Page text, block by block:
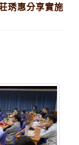
琇惠分享實施